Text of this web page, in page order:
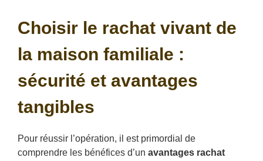
Choisir le rachat vivant de
la maison familiale :
sécurité et avantages
tangibles
Pour réussir l’opération, il est primordial de
comprendre les bénéfices d’un avantages rachat